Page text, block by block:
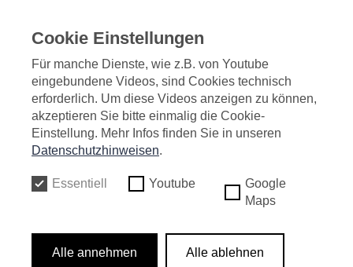
der Bahn, die fest damit rechnet, die Aktivierung der S6
bereits im Dezember dieses Jahres zu realisieren.
Damit ist die am 1. April in der Rheinischen Post
erschienene Meldung mit einer Fertigstellung Mitte
2026 wohl vom Tisch und hat sich im Nachgang eher
als Aprilscherz erwiesen.
Dass es jetzt doch schneller als ursprünglich geplant
geht, ist vielleicht auch darauf zurückzuführen, dass
Reaktivierung der Bahnstrecke, einer wichtigen
Lebensader unserer Stadt in Richtung Essen, sehr
Cookie Einstellungen
Für manche Dienste, wie z.B. von Youtube
eingebundene Videos, sind Cookies technisch
erforderlich. Um diese Videos anzeigen zu können,
akzeptieren Sie bitte einmalig die Cookie-
Einstellung. Mehr Infos finden Sie in unseren
Datenschutzhinweisen.
Essentiell Youtube
Google
Maps
Alle annehmen Alle ablehnen